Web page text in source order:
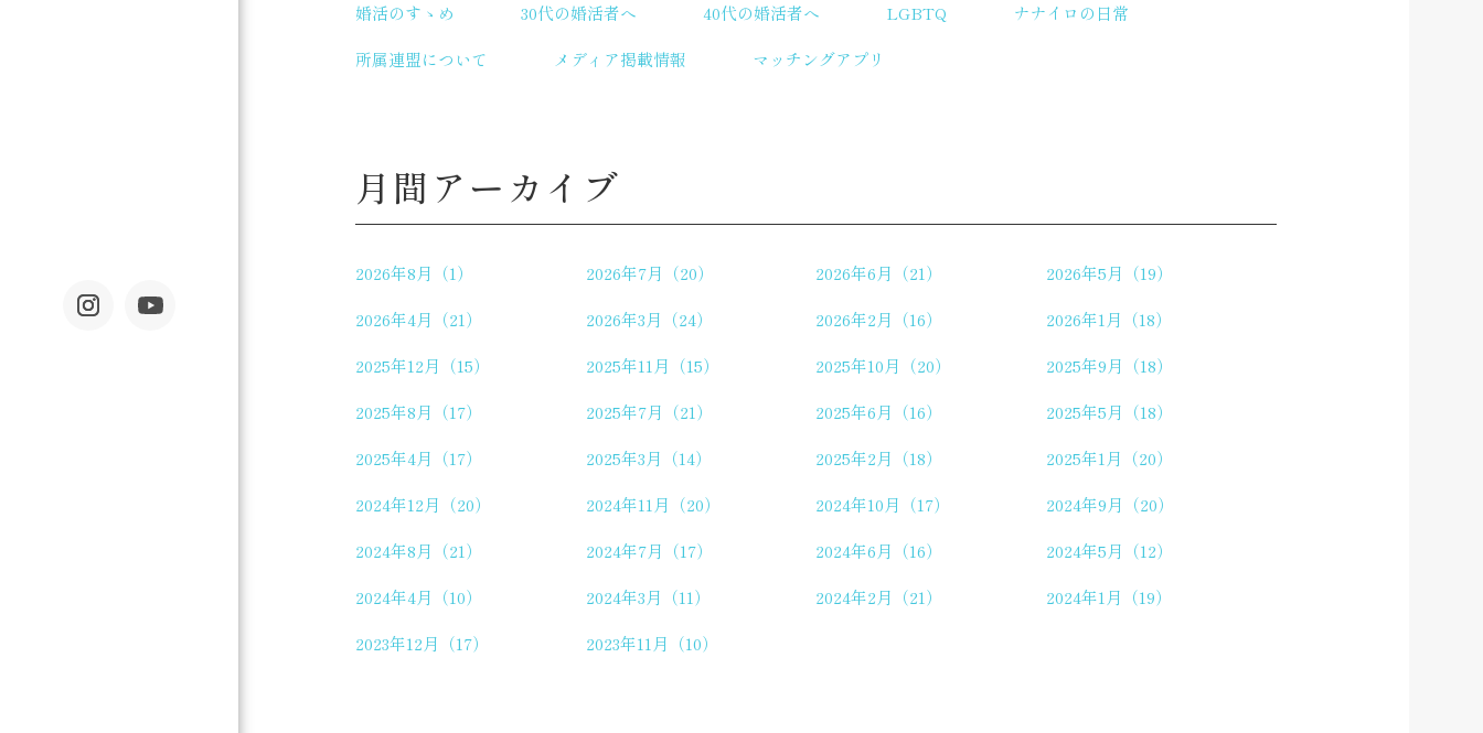
婚活のすゝめ 30代の婚活者へ 40代の婚活者へ LGBTQ
ナナイロの日常
所属連盟について
メディア掲載情報 マッチングアプリ
月間アーカイブ
2026年8月（1） 2026年7月（20） 2026年6月（21）
2026年5月（19）
2026年4月（21）
2026年3月（24） 2026年2月（16）
2026年1月（18）
2025年12月（15）
2025年11月（15） 2025年10月（20）
2025年9月（18）
2025年8月（17）
2025年7月（21） 2025年6月（16）
2025年5月（18）
2025年4月（17）
2025年3月（14） 2025年2月（18）
2025年1月（20）
2024年12月（20）
2024年11月（20） 2024年10月（17）
2024年9月（20）
2024年8月（21）
2024年7月（17） 2024年6月（16）
2024年5月（12）
2024年4月（10）
2024年3月（11） 2024年2月（21）
2024年1月（19）
2023年12月（17）
2023年11月（10）